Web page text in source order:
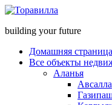
building your future
Домашняя страница
Все объекты
Аланья